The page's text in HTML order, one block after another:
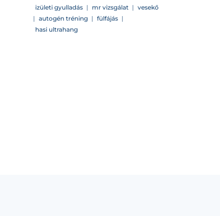
izületi gyulladás | mr vizsgálat | vesekő
| autogén tréning | fülfájás |
hasi ultrahang